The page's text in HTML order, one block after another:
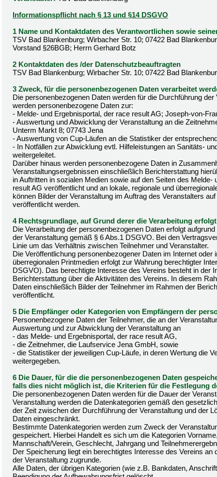
Informationspflicht nach § 13 und §14 DSGVO
1 Name und Kontaktdaten des Verantwortlichen sowie
TSV Bad Blankenburg; Wirbacher Str. 10; 07422 Bad
Vorstand §26BGB; Herrn Gerhard Botz
2 Kontaktdaten des /der Datenschutzbeauftragten
TSV Bad Blankenburg; Wirbacher Str. 10; 07422 Bad
3 Zweck, für die personenbezogenen Daten verarbeitet
Die personenbezogenen Daten werden für die Durchführung
werden personenbezogene Daten zur:
- Melde- und Ergebnisportal, der race result AG; Joseph-von-
- Auswertung und Abwicklung der Veranstaltung an die
Unterm Markt 8; 07743 Jena
- Auswertung von Cup-Läufen an die Statistiker der
- In Notfällen zur Abwicklung evtl. Hilfeleistungen an Sanitäts-
weitergeleitet.
Darüber hinaus werden personenbezogene Daten in
Veranstaltungsergebnissen einschließlich Berichterstattung
in Auftritten in sozialen Medien sowie auf den Seiten des
result AG veröffentlicht und an lokale, regionale und
können Bilder der Veranstaltung im Auftrag des Veranstalters
veröffentlicht werden.
4 Rechtsgrundlage, auf Grund derer die Verarbeitung erfolgt
Die Verarbeitung der personenbezogenen Daten erfolgt
der Veranstaltung gemäß § 6 Abs.1 DSGVO. Bei den
Linie um das Verhältnis zwischen Teilnehmer und Veranstalter.
Die Veröffentlichung personenbezogener Daten im Internet oder
überregionalen Printmedien erfolgt zur Wahrung berechtigter
DSGVO). Das berechtigte Interesse des Vereins besteht in der
Berichterstattung über die Aktivitäten des Vereins. In diesem
Daten einschließlich Bilder der Teilnehmer im Rahmen der
veröffentlicht.
5 Die Empfänger oder Kategorien von Empfängern der
Personenbezogene Daten der Teilnehmer, die an der
Auswertung und zur Abwicklung der Veranstaltung an
- das Melde- und Ergebnisportal, der race result AG,
- die Zeitnehmer, die Laufservice Jena GmbH, sowie
- die Statistiker der jeweiligen Cup-Läufe, in deren Wertung die
weitergegeben.
6 Die Dauer, für die die personenbezogenen Daten
falls dies nicht möglich ist, die Kriterien für die Festlegung
Die personenbezogenen Daten werden für die Dauer der
Veranstaltung werden die Datenkategorien gemäß den
der Zeit zwischen der Durchführung der Veranstaltung und der
Daten eingeschränkt.
Bestimmte Datenkategorien werden zum Zweck der
gespeichert. Hierbei Handelt es sich um die Kategorien
Mannschaft/Verein, Geschlecht, Jahrgang und
Der Speicherung liegt ein berechtigtes Interesse des Vereins
der Veranstaltung zugrunde.
Alle Daten, der übrigen Kategorien (wie z.B. Bankdaten,